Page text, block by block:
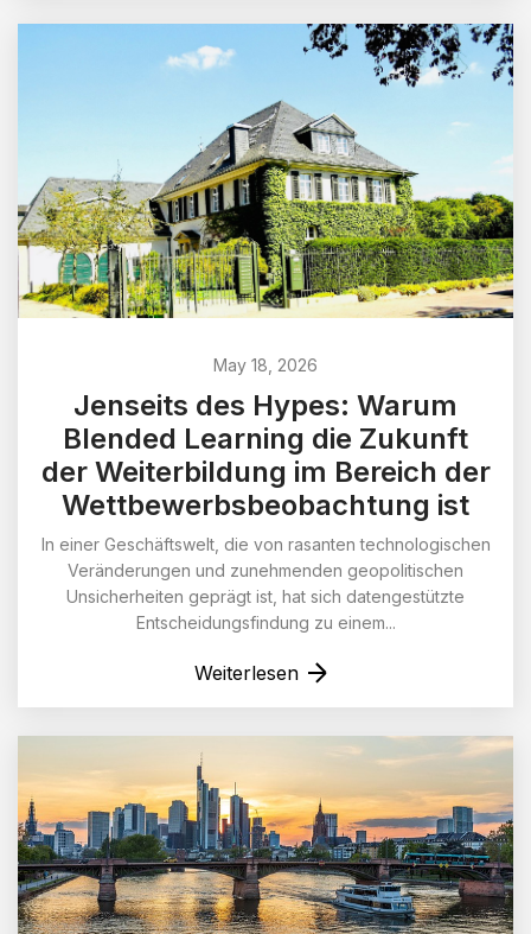
May 18, 2026
Jenseits des Hypes: Warum
Blended Learning die Zukunft
der Weiterbildung im Bereich der
Wettbewerbsbeobachtung ist
In einer Geschäftswelt, die von rasanten technologischen
Veränderungen und zunehmenden geopolitischen
Unsicherheiten geprägt ist, hat sich datengestützte
Entscheidungsfindung zu einem...
Weiterlesen